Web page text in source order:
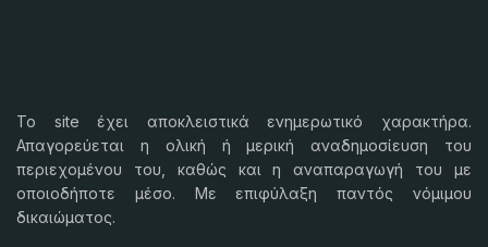
Το site έχει αποκλειστικά ενημερωτικό χαρακτήρα.
Απαγορεύεται η ολική ή μερική αναδημοσίευση του
περιεχομένου του, καθώς και η αναπαραγωγή του με
οποιοδήποτε μέσο. Με επιφύλαξη παντός νόμιμου
δικαιώματος.